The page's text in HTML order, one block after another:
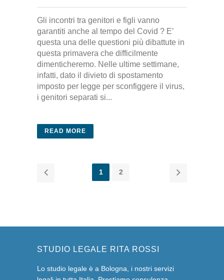
Gli incontri tra genitori e figli vanno
garantiti anche al tempo del Covid ? E’
questa una delle questioni più dibattute in
questa primavera che difficilmente
dimenticheremo. Nelle ultime settimane,
infatti, dato il divieto di spostamento
imposto per legge per sconfiggere il virus,
i genitori separati si...
READ MORE
1 2
STUDIO LEGALE RITA ROSSI
Lo studio legale è a Bologna, i nostri servizi